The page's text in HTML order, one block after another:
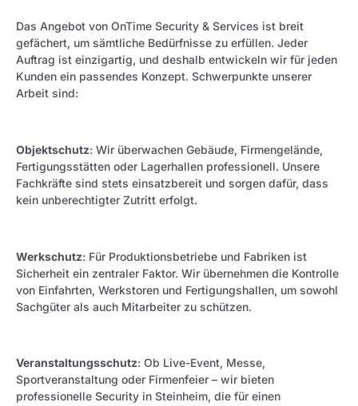
Das Angebot von OnTime Security & Services ist breit
gefächert, um sämtliche Bedürfnisse zu erfüllen. Jeder
Auftrag ist einzigartig, und deshalb entwickeln wir für jeden
Kunden ein passendes Konzept. Schwerpunkte unserer
Arbeit sind:
Objektschutz: Wir überwachen Gebäude, Firmengelände,
Fertigungsstätten oder Lagerhallen professionell. Unsere
Fachkräfte sind stets einsatzbereit und sorgen dafür, dass
kein unberechtigter Zutritt erfolgt.
Werkschutz: Für Produktionsbetriebe und Fabriken ist
Sicherheit ein zentraler Faktor. Wir übernehmen die Kontrolle
von Einfahrten, Werkstoren und Fertigungshallen, um sowohl
Sachgüter als auch Mitarbeiter zu schützen.
Veranstaltungsschutz: Ob Live-Event, Messe,
Sportveranstaltung oder Firmenfeier – wir bieten
professionelle Security in Steinheim, die für einen